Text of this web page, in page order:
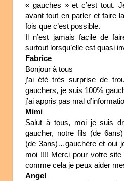
« gauches » et c’est tout.
avant tout en parler et faire
fois que c’est possible.
Il n’est jamais facile de
surtout lorsqu’elle est quasi
Fabrice
Bonjour à tous
j’ai été très surprise de
gauchers, je suis 100%
j’ai appris pas mal
Mimi
Salut à tous, moi je suis
gaucher, notre fils (de
(de 3ans)…gauchère et oui
moi !!!! Merci pour votre site
comme cela je peux aider
Angel